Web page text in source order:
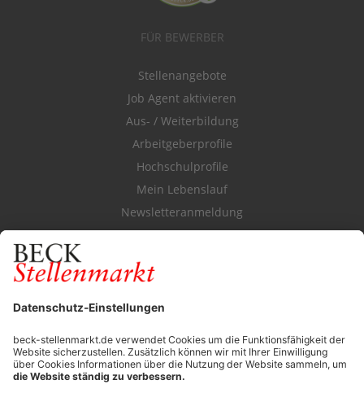
FÜR BEWERBER
Stellenangebote
Job Agent aktivieren
Aus- / Weiterbildung
Arbeitgeberprofile
Hochschulprofile
Mein Lebenslauf
Newsletteranmeldung
Durchsuchen Sie den Stellenkatalog
FÜR ARBEITGEBER
Stellenmarktpreise
Anzeigen-AGB
Media-Daten
Newsletteranmeldung